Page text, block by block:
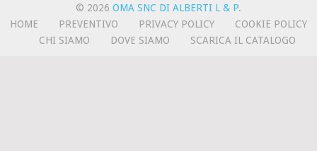
© 2026 OMA SNC DI ALBERTI L & P.
HOME
PREVENTIVO PRIVACY POLICY
COOKIE POLICY
CHI SIAMO
DOVE SIAMO SCARICA IL CATALOGO